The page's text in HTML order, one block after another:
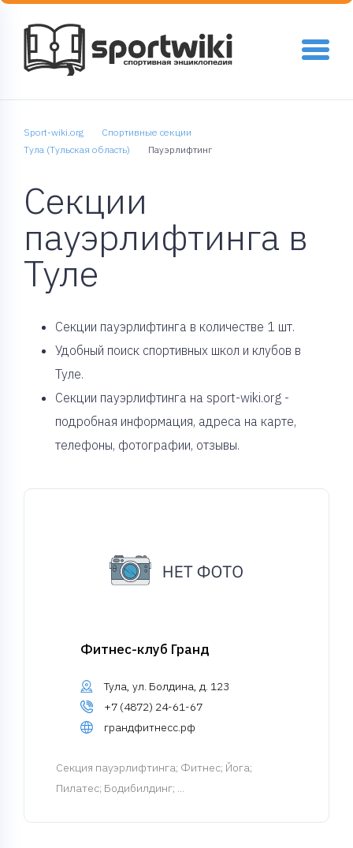
Sport-wiki.org
Спортивные секции
Тула (Тульская область)
Пауэрлифтинг
Секции
пауэрлифтинга в
Туле
Cекции пауэрлифтинга в количестве 1 шт.
Удобный поиск спортивных школ и клубов в
Туле.
Секции пауэрлифтинга на sport-wiki.org -
подробная информация, адреса на карте,
телефоны, фотографии, отзывы.
Фитнес-клуб Гранд
Тула, ул. Болдина, д. 123
+7 (4872) 24-61-67
грандфитнесс.рф
Cекция пауэрлифтинга; Фитнес; Йога;
Пилатес; Бодибилдинг; ...